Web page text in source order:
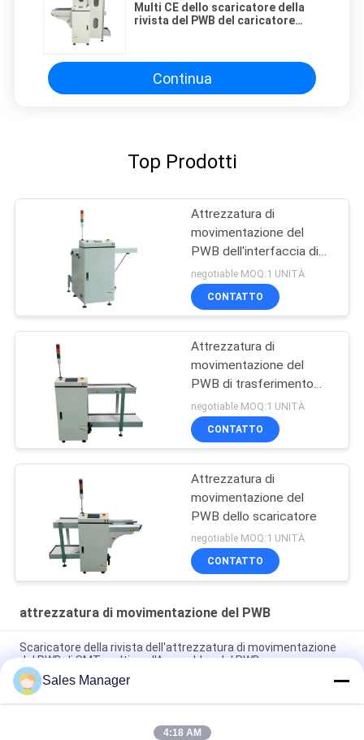
Multi CE dello scaricatore della
rivista del PWB del caricatore
SMT certificato
Continua
Top Prodotti
Attrezzatura di
movimentazione del
PWB dell'interfaccia di
SMEMA
negotiable MOQ:1 UNITÀ
CONTATTO
Attrezzatura di
movimentazione del
PWB di trasferimento
920mm
negotiable MOQ:1 UNITÀ
CONTATTO
Attrezzatura di
movimentazione del
PWB dello scaricatore
negotiable MOQ:1 UNITÀ
CONTATTO
attrezzatura di movimentazione del PWB
Scaricatore della rivista dell'attrezzatura di movimentazione
del PWB di SMT multi per l'Assemblea del PWB
Multi attrezzatura di SMT dello scaricatore della rivista del
PWB controllata dallo SpA di Omron
Sales Manager
4:18 AM